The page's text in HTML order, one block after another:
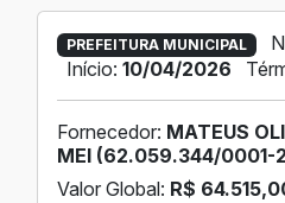
PREFEITURA MUNICIPAL
Início: 10/04/2026
Fornecedor: MATEUS
MEI (62.059.344/0001-
Valor Global: R$